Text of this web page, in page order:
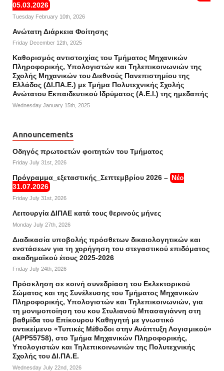
05.03.2026
Tuesday February 10th, 2026
Ανώτατη Διάρκεια Φοίτησης
Friday December 12th, 2025
Καθορισμός αντιστοιχίας του Τμήματος Μηχανικών
Πληροφορικής, Υπολογιστών και Τηλεπικοινωνιών της
Σχολής Μηχανικών του Διεθνούς Πανεπιστημίου της
Ελλάδος (ΔΙ.ΠΑ.Ε.) με Τμήμα Πολυτεχνικής Σχολής
Ανώτατου Εκπαιδευτικού Ιδρύματος (Α.Ε.Ι.) της ημεδαπής
Wednesday January 15th, 2025
Announcements
Οδηγός πρωτοετών φοιτητών του Τμήματος
Friday July 31st, 2026
Πρόγραμμα_εξεταστικής_Σεπτεμβρίου 2026 – Νέο
31.07.2026
Friday July 31st, 2026
Λειτουργία ΔΙΠΑΕ κατά τους θερινούς μήνες
Monday July 27th, 2026
Διαδικασία υποβολής πρόσθετων δικαιολογητικών και
ενστάσεων για τη χορήγηση του στεγαστικού επιδόματος
ακαδημαϊκού έτους 2025-2026
Friday July 24th, 2026
Πρόσκληση σε κοινή συνεδρίαση του Εκλεκτορικού
Σώματος και της Συνέλευσης του Τμήματος Μηχανικών
Πληροφορικής, Υπολογιστών και Τηλεπικοινωνιών, για
τη μονιμοποίηση του κου Στυλιανού Μπασαγιάννη στη
βαθμίδα του Επίκουρου Καθηγητή με γνωστικό
αντικείμενο «Τυπικές Μέθοδοι στην Ανάπτυξη Λογισμικού»
(APP55758), στο Τμήμα Μηχανικών Πληροφορικής,
Υπολογιστών και Τηλεπικοινωνιών της Πολυτεχνικής
Σχολής του ΔΙ.ΠΑ.Ε.
Wednesday July 22nd, 2026